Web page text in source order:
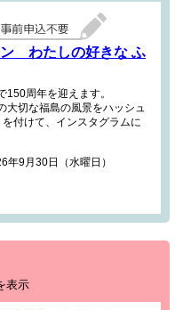
ン わたしの好きな ふ
周年を迎えます。
大切な福島の風景をハッシュ
付けて、インスタグラムに
9月30日（水曜日）
表示